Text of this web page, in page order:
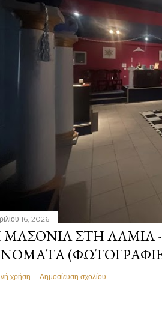
16, 2026
ΣΤΗ ΛΑΜΊΑ
χρήση Δημοσίευση σχολίου